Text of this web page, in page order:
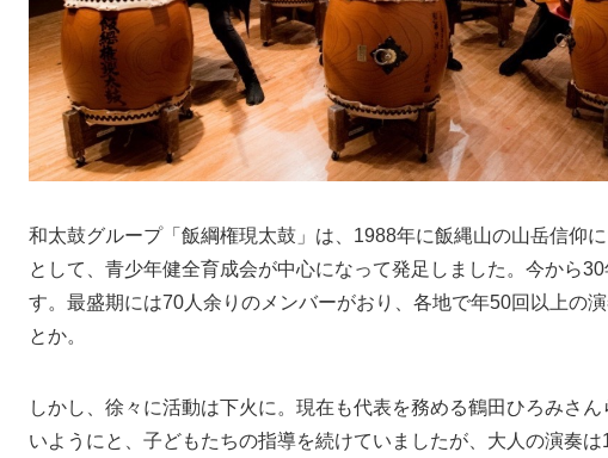
和太鼓グループ「飯綱権現太鼓」は、1988年に飯縄山の山岳信仰
として、青少年健全育成会が中心になって発足しました。今から
す。最盛期には70人余りのメンバーがおり、各地で年50回以上の
とか。
しかし、徐々に活動は下火に。現在も代表を務める鶴田ひろみさ
いようにと、子どもたちの指導を続けていましたが、大人の演奏は